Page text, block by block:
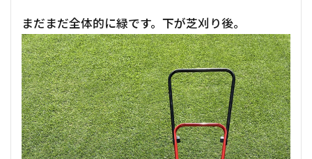
まだまだ全体的に緑です。下が芝刈り後。